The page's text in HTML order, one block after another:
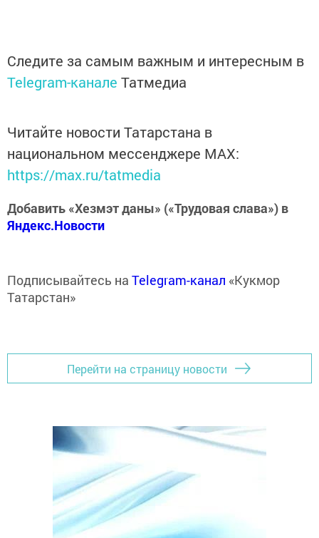
Следите за самым важным и интересным в
Telegram-канале Татмедиа
Читайте новости Татарстана в
национальном мессенджере MАХ:
https://max.ru/tatmedia
Добавить «Хезмэт даны» («Трудовая слава») в
Яндекс.Новости
Подписывайтесь на Telegram-канал «Кукмор
Татарстан»
Перейти на страницу новости